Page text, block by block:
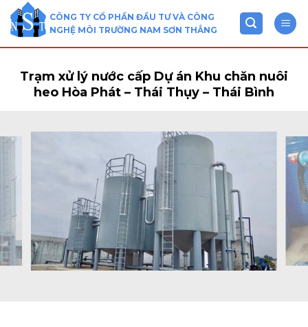
Skip
CÔNG TY CỔ PHẦN ĐẦU TƯ VÀ CÔNG
NGHỆ MÔI TRƯỜNG NAM SƠN THẮNG
Trạm xử lý nước cấp Dự án Khu chăn nuôi
heo Hòa Phát – Thái Thụy – Thái Bình